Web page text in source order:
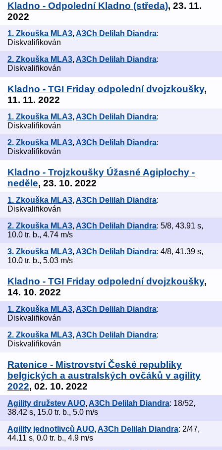
Kladno - Odpolední Kladno (středa), 23. 11.
2022
1. Zkouška MLA3,A3Ch Delilah Diandra:
Diskvalifikován
2. Zkouška MLA3, A3Ch Delilah Diandra:
Diskvalifikován
Kladno - TGI Friday odpolední dvojzkoušky,
11. 11. 2022
1. Zkouška MLA3,A3Ch Delilah Diandra:
Diskvalifikován
2. Zkouška MLA3, A3Ch Delilah Diandra:
Diskvalifikován
Kladno - Trojzkoušky Úžasné Agiplochy -
neděle, 23. 10. 2022
1. Zkouška MLA3,A3Ch Delilah Diandra:
Diskvalifikován
2. Zkouška MLA3, A3Ch Delilah Diandra: 5/8, 43.91 s,
10.0 tr. b., 4.74 m/s
3. Zkouška MLA3,A3Ch Delilah Diandra: 4/8, 41.39 s,
10.0 tr. b., 5.03 m/s
Kladno - TGI Friday odpolední dvojzkoušky,
14. 10. 2022
1. Zkouška MLA3, A3Ch Delilah Diandra:
Diskvalifikován
2. Zkouška MLA3,A3Ch Delilah Diandra:
Diskvalifikován
Ratenice - Mistrovství České republiky
belgických a australských ovčáků v agility
2022, 02. 10. 2022
Agility družstev AUO, A3Ch Delilah Diandra: 18/52,
38.42 s, 15.0 tr. b., 5.0 m/s
Agility jednotlivců AUO,A3Ch Delilah Diandra: 2/47,
44.11 s, 0.0 tr. b., 4.9 m/s